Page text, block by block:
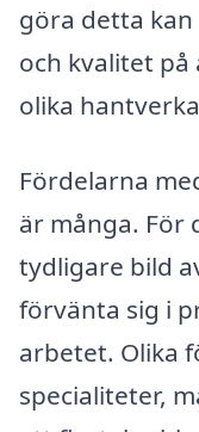
göra detta
och kvalitet
olika
Fördelarna
är många. För
tydligare bild
förvänta sig i
arbetet. Olika
specialiteter,